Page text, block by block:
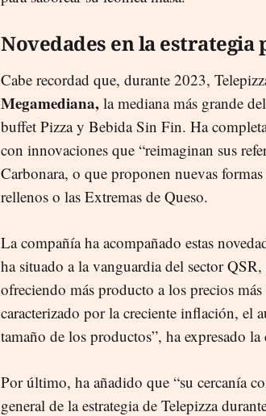
Novedades en la
Cabe recordad que, durante 2023,
Megamediana, la mediana más grande
buffet Pizza y Bebida Sin Fin. Ha
con innovaciones que “reimaginan sus
Carbonara, o que proponen nuevas
rellenos o las Extremas de Queso.
La compañía ha acompañado estas
ha situado a la vanguardia del sector
ofreciendo más producto a los precios
caracterizado por la creciente inflación, el
tamaño de los productos”, ha expresado la
Por último, ha añadido que “su cercanía
general de la estrategia de Telepizza